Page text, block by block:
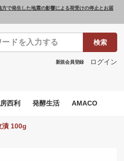
方で発生した地震の影響による荷受けの停止とお届
検索
新規会員登録 ログイン
西利 発酵生活 AMACO
漬 100g